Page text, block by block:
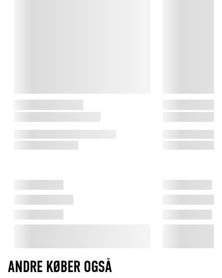
ANDRE KØBER OGSÅ